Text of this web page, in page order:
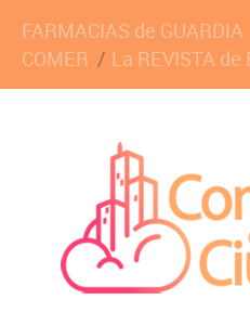
FARMACIAS de GUARDIA
COMER
La REVISTA de